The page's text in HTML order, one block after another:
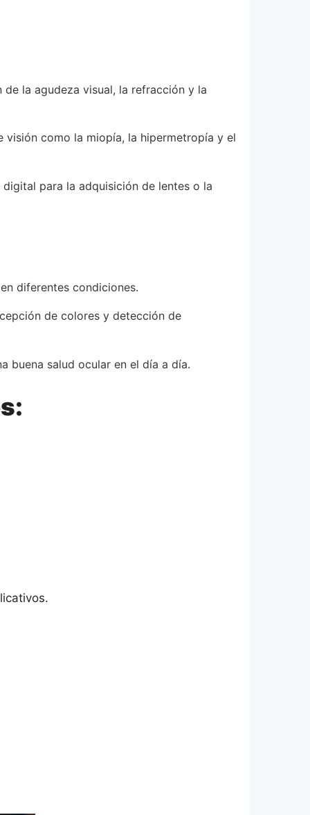
la agudeza visual, la refracción y la
como la miopía, la hipermetropía y el
para la adquisición de lentes o la
diferentes condiciones.
de colores y detección de
buena salud ocular en el día a día.